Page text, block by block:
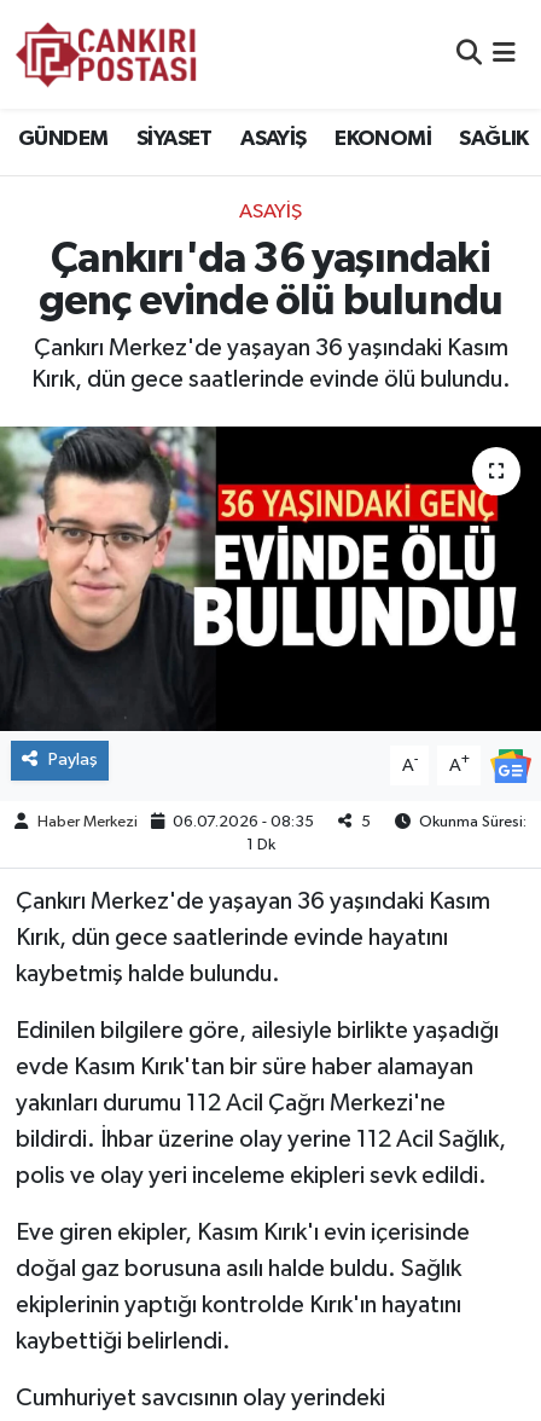
GÜNDEM SİYASET ASAYİŞ EKONOMİ SAĞLIK
ASAYİŞ
Çankırı'da 36 yaşındaki
genç evinde ölü bulundu
Çankırı Merkez'de yaşayan 36 yaşındaki Kasım
Kırık, dün gece saatlerinde evinde ölü bulundu.
Paylaş A- A+
Haber Merkezi 06.07.2026 - 08:35 5
Okunma Süresi:
1 Dk
Çankırı Merkez'de yaşayan 36 yaşındaki Kasım
Kırık, dün gece saatlerinde evinde hayatını
kaybetmiş halde bulundu.
Edinilen bilgilere göre, ailesiyle birlikte yaşadığı
evde Kasım Kırık'tan bir süre haber alamayan
yakınları durumu 112 Acil Çağrı Merkezi'ne
bildirdi. İhbar üzerine olay yerine 112 Acil Sağlık,
polis ve olay yeri inceleme ekipleri sevk edildi.
Eve giren ekipler, Kasım Kırık'ı evin içerisinde
doğal gaz borusuna asılı halde buldu. Sağlık
ekiplerinin yaptığı kontrolde Kırık'ın hayatını
kaybettiği belirlendi.
Cumhuriyet savcısının olay yerindeki
EKONOMİ
SAĞLIK
EĞİTİM
YAŞAM
ÇEVRE
İLÇELER
KÜLTÜR
TURİZM
MAGAZİN
VEFAT
BÖLGE
TÜRKİYE
Trafik Durumu
Süper Lig Puan Durumu ve Fikstür
Son Dakika Haberleri
Haber Arşivi